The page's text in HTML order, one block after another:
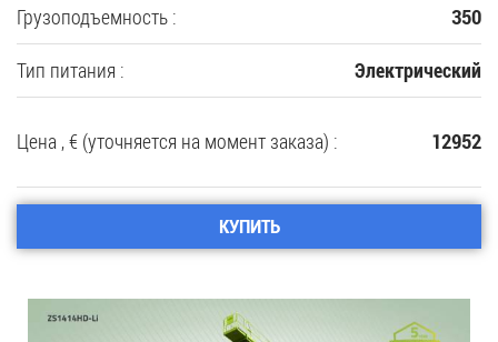
Грузоподъемность : 350
Тип питания : Электрический
Цена , € (уточняется на момент заказа) : 12952
КУПИТЬ